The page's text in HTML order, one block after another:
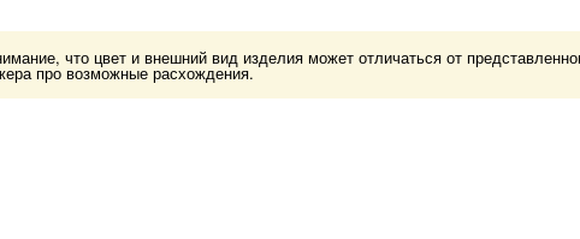
что цвет и внешний вид изделия может отличаться от
про возможные расхождения.